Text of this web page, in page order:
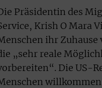
Präsidentin des
Krish O Mara
ihr Zuhause
„sehr reale
Die US-